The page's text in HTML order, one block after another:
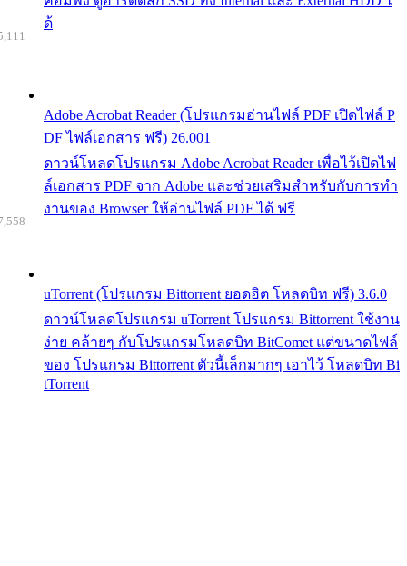
ด้
Adobe Acrobat Reader (โปรแกรมอ่านไฟล์ PDF เปิดไฟล์ P
DF ไฟล์เอกสาร ฟรี) 26.001
ดาวน์โหลดโปรแกรม Adobe Acrobat Reader เพื่อไว้เปิดไฟ
ล์เอกสาร PDF จาก Adobe และช่วยเสริมสำหรับกับการทำ
งานของ Browser ให้อ่านไฟล์ PDF ได้ ฟรี
uTorrent (โปรแกรม Bittorrent ยอดฮิต โหลดบิท ฟรี) 3.6.0
ดาวน์โหลดโปรแกรม uTorrent โปรแกรม Bittorrent ใช้งาน
ง่าย คล้ายๆ กับโปรแกรมโหลดบิท BitComet แต่ขนาดไฟล์
ของ โปรแกรม Bittorrent ตัวนี้เล็กมากๆ เอาไว้ โหลดบิท Bi
tTorrent